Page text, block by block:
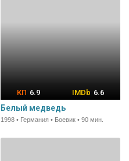
6.9 6.6
Белый медведь
1998 • Германия • Боевик • 90 мин.